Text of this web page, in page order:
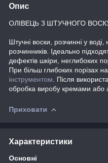
Опис
ОЛІВЕЦЬ З ШТУЧНОГО
Штучні воски, розчинні у
розчинників. Ідеально
дефектів шкіри, неглибоких
При більш глибоких порізах
інструментом . Після
обробка виробу кремами або
Приховати
Характеристики
Основні